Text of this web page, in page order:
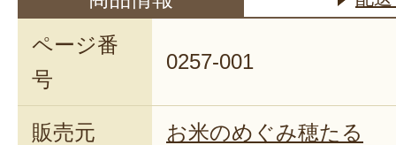
ページ番
号
0257-001
販売元 お米のめぐみ穂たる